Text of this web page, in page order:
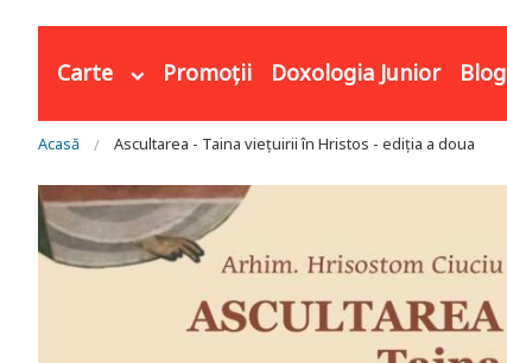
Carte Promoții Doxologia Junior Blog
Eşti aici
Acasă Ascultarea - Taina viețuirii în Hristos - ediția a doua